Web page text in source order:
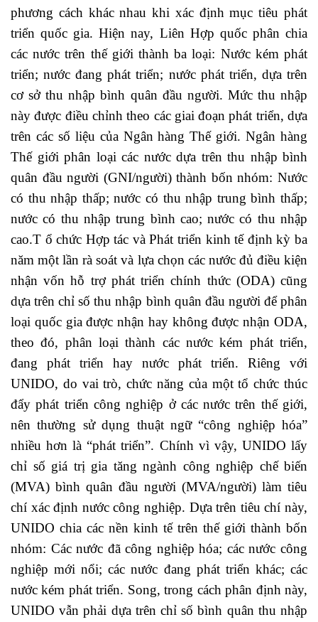
phương cách khác nhau khi xác định mục tiêu phát
triển quốc gia. Hiện nay, Liên Hợp quốc phân chia
các nước trên thế giới thành ba loại: Nước kém phát
triển; nước đang phát triển; nước phát triển, dựa trên
cơ sở thu nhập bình quân đầu người. Mức thu nhập
này được điều chỉnh theo các giai đoạn phát triển, dựa
trên các số liệu của Ngân hàng Thế giới. Ngân hàng
Thế giới phân loại các nước dựa trên thu nhập bình
quân đầu người (GNI/người) thành bốn nhóm: Nước
có thu nhập thấp; nước có thu nhập trung bình thấp;
nước có thu nhập trung bình cao; nước có thu nhập
cao.T ổ chức Hợp tác và Phát triển kinh tế định kỳ ba
năm một lần rà soát và lựa chọn các nước đủ điều kiện
nhận vốn hỗ trợ phát triển chính thức (ODA) cũng
dựa trên chỉ số thu nhập bình quân đầu người để phân
loại quốc gia được nhận hay không được nhận ODA,
theo đó, phân loại thành các nước kém phát triển,
đang phát triển hay nước phát triển. Riêng với
UNIDO, do vai trò, chức năng của một tổ chức thúc
đẩy phát triển công nghiệp ở các nước trên thế giới,
nên thường sử dụng thuật ngữ “công nghiệp hóa”
nhiều hơn là “phát triển”. Chính vì vậy, UNIDO lấy
chỉ số giá trị gia tăng ngành công nghiệp chế biến
(MVA) bình quân đầu người (MVA/người) làm tiêu
chí xác định nước công nghiệp. Dựa trên tiêu chí này,
UNIDO chia các nền kinh tế trên thế giới thành bốn
nhóm: Các nước đã công nghiệp hóa; các nước công
nghiệp mới nổi; các nước đang phát triển khác; các
nước kém phát triển. Song, trong cách phân định này,
UNIDO vẫn phải dựa trên chỉ số bình quân thu nhập